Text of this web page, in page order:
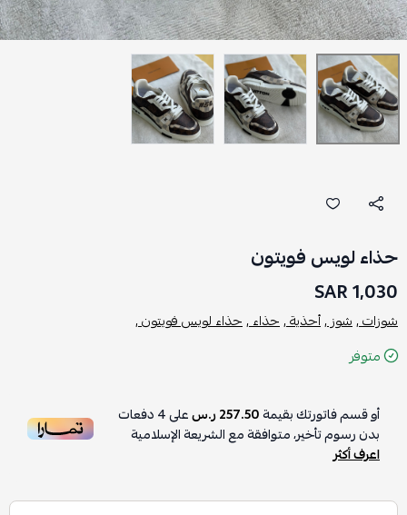
حذاء لويس فويتون
1,030 SAR
شوزات ,شوز ,أحذية ,حذاء ,حذاء لويس فويتون ,
متوفر
أو قسم فاتورتك بقيمة257.50 ر.س على4دفعات
بدون رسوم تأخير، متوافقة مع الشريعة الإسلامية
اعرف أكثر